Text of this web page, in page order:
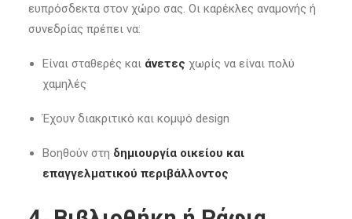
ευπρόσδεκτα στον χώρο σας. Οι καρέκλες αναμονής ή
συνεδρίας πρέπει να:
Είναι σταθερές και άνετες χωρίς να είναι πολύ
χαμηλές
Έχουν διακριτικό και κομψό design
Βοηθούν στη δημιουργία οικείου και
επαγγελματικού περιβάλλοντος